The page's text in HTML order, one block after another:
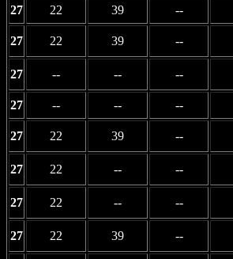
27 22 39 --
27 22 39 --
27 -- -- --
27 -- -- --
27 22 39 --
27 22 -- --
27 22 -- --
27 22 39 --